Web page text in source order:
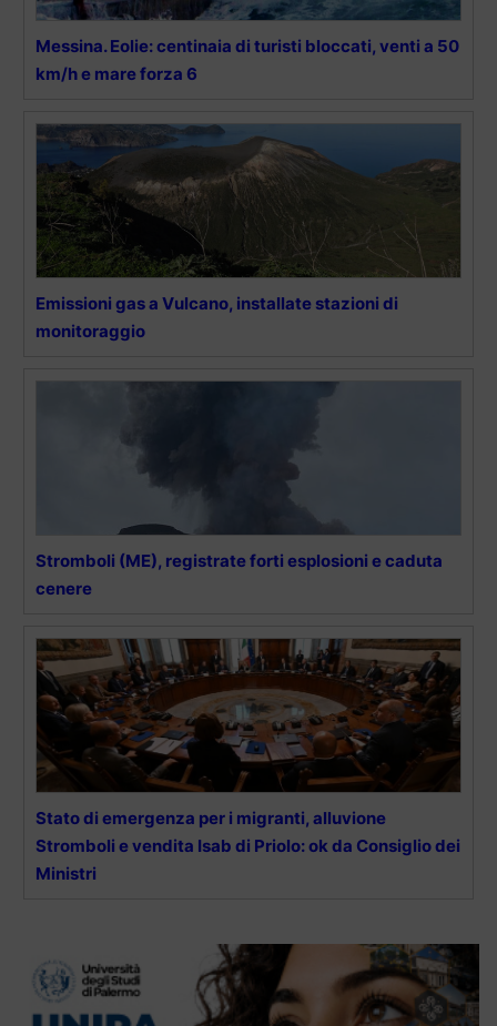
Messina. Eolie: centinaia di turisti bloccati, venti a 50
km/h e mare forza 6
Emissioni gas a Vulcano, installate stazioni di
monitoraggio
Stromboli (ME), registrate forti esplosioni e caduta
cenere
Stato di emergenza per i migranti, alluvione
Stromboli e vendita Isab di Priolo: ok da Consiglio dei
Ministri